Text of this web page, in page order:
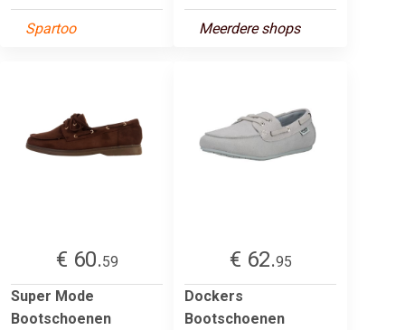
Spartoo Meerdere shops
€ 60.59
Super Mode
Bootschoenen
€ 62.95
Dockers
Bootschoenen